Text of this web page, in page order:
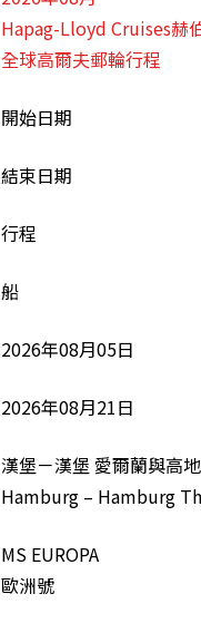
Hapag-Lloyd Cruises赫
全球高爾夫郵輪行程
開始日期
結束日期
行程
船
2026年08月05日
2026年08月21日
漢堡－漢堡 愛爾蘭與高
Hamburg – Hamburg
MS EUROPA
歐洲號